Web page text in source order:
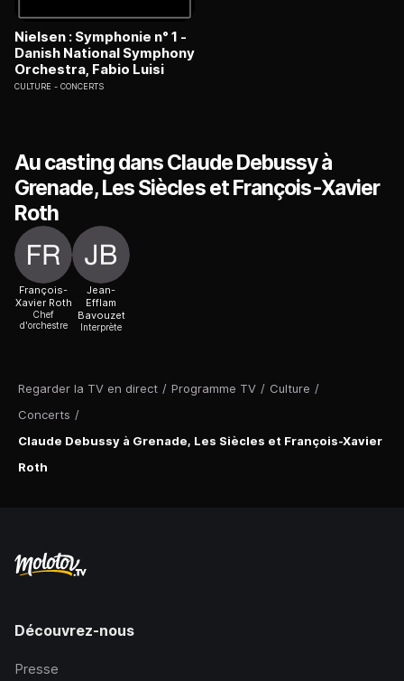
Regarder la TV en direct / Programme TV / Culture /
Concerts /
Claude Debussy à Grenade, Les Siècles et François-Xavier
Roth
Nielsen : Symphonie n° 1 -
Danish National Symphony
Orchestra, Fabio Luisi
CULTURE CONCERTS
Au casting dans Claude Debussy à
Grenade, Les Siècles et François-Xavier
Roth
François-
Xavier Roth
Chef
d'orchestre
Jean-
Efflam
Bavouzet
Interprète
Découvrez-nous
Presse